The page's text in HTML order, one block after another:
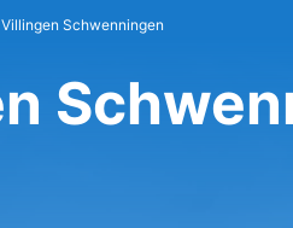
Villingen Schwenningen